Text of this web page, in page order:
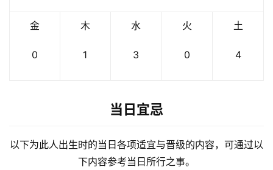
金
0
木
1
水
3
火
0
土
4
当日宜忌
以下为此人出生时的当日各项适宜与晋级的内容，可通过以
下内容参考当日所行之事。